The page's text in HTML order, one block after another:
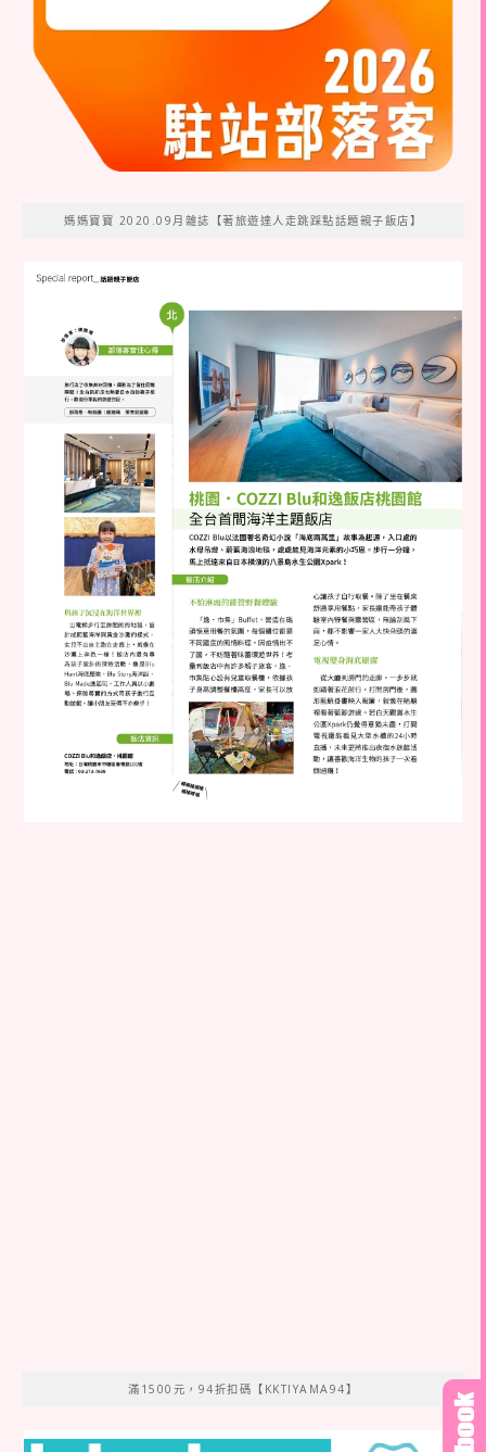
媽媽寶寶 2020.09月雜誌【著旅遊達人走跳踩點話題親子飯店】
滿1500元，94折扣碼【KKTIYAMA94】